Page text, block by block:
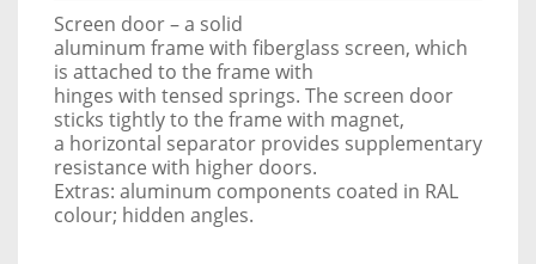
Screen door – a solid
aluminum frame with fiberglass screen, which
is attached to the frame with
hinges with tensed springs. The screen door
sticks tightly to the frame with magnet,
a horizontal separator provides supplementary
resistance with higher doors.
Extras: aluminum components coated in RAL
colour; hidden angles.